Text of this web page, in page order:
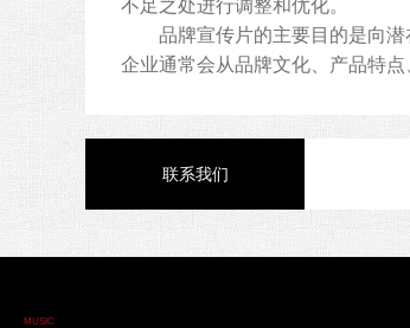
不足之处进行调整和优化。
品牌宣传片的主要目的是向潜在
企业通常会从品牌文化、产品特
联系我们
MUSIC